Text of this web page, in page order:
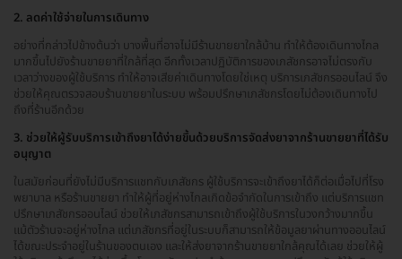
2. ลดค่าใช้จ่ายในการเดินทาง
อย่างที่กล่าวไปข้างต้นว่า บางพื้นที่อาจไม่มีร้านขายยาใกล้บ้าน ทำให้ต้องเดินทางไกล
มากขึ้นไปยังร้านขายยาที่ใกล้ที่สุด อีกทั้งเวลาปฏิบัติการของเภสัชกรอาจไม่ตรงกับ
เวลาว่างของผู้ใช้บริการ ทำให้อาจเสียค่าเดินทางโดยใช่เหตุ บริการเภสัชกรออนไลน์ จึง
ช่วยให้คุณตรวจสอบร้านขายยาในระบบ พร้อมปรึกษาเภสัชกรโดยไม่ต้องเดินทางไป
ถึงที่ร้านอีกด้วย
3. ช่วยให้ผู้รับบริการเข้าถึงยาได้ง่ายขึ้นด้วยบริการจัดส่งยาจากร้านขายยาที่ได้รับ
อนุญาต
ในสมัยก่อนที่ยังไม่มีบริการแชทกับเภสัชกร ผู้ใช้บริการจะเข้าถึงยาได้ก็ต่อเมื่อไปที่โรง
พยาบาล หรือร้านขายยา ทำให้ผู้ที่อยู่ห่างไกลเกิดข้อจำกัดในการเข้าถึง แต่บริการแชท
ปรึกษาเภสัชกรออนไลน์ ช่วยให้เภสัชกรสามารถเข้าถึงผู้ใช้บริการในวงกว้างมากขึ้น
แม้ตัวร้านจะอยู่ห่างไกล แต่เภสัชกรที่อยู่ในระบบก็สามารถให้ข้อมูลยาผ่านทางออนไลน์
ได้ขณะประจำอยู่ในร้านของตนเอง และให้ส่งยาจากร้านขายยาใกล้คุณได้เลย ช่วยให้ผู้